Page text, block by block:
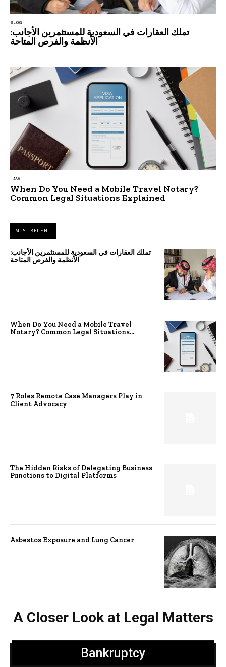
BLOG
تملك العقارات في السعودية للمستثمرين الأجانب:
الأنظمة والفرص المتاحة
LAW
When Do You Need a Mobile Travel Notary?
Common Legal Situations Explained
MOST RECENT
تملك العقارات في السعودية للمستثمرين الأجانب:
الأنظمة والفرص المتاحة
When Do You Need a Mobile Travel
Notary? Common Legal Situations...
7 Roles Remote Case Managers Play in
Client Advocacy
The Hidden Risks of Delegating Business
Functions to Digital Platforms
Asbestos Exposure and Lung Cancer
A Closer Look at Legal Matters
Bankruptcy